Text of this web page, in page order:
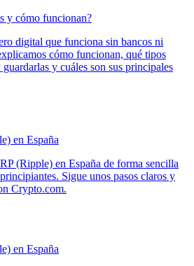
y cómo funcionan?
digital que funciona sin bancos ni
cómo funcionan, qué tipos
y cuáles son sus principales
en España
(Ripple) en España de forma sencilla
Sigue unos pasos claros y
Crypto.com.
en España